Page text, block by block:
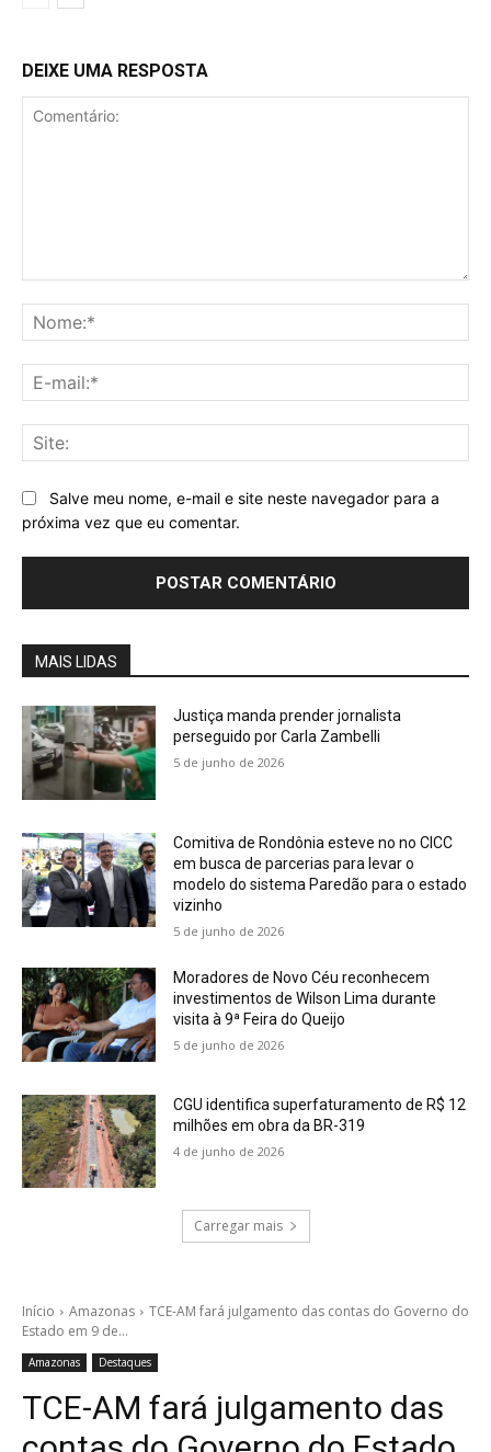
DEIXE UMA RESPOSTA
Salve meu nome, e-mail e site neste navegador para a
próxima vez que eu comentar.
MAIS LIDAS
Justiça manda prender jornalista
perseguido por Carla Zambelli
5 de junho de 2026
Comitiva de Rondônia esteve no no CICC
em busca de parcerias para levar o
modelo do sistema Paredão para o estado
vizinho
5 de junho de 2026
Moradores de Novo Céu reconhecem
investimentos de Wilson Lima durante
visita à 9ª Feira do Queijo
5 de junho de 2026
CGU identifica superfaturamento de R$ 12
milhões em obra da BR-319
4 de junho de 2026
Carregar mais